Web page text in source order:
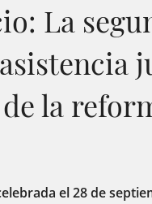
La
la
el 28 de